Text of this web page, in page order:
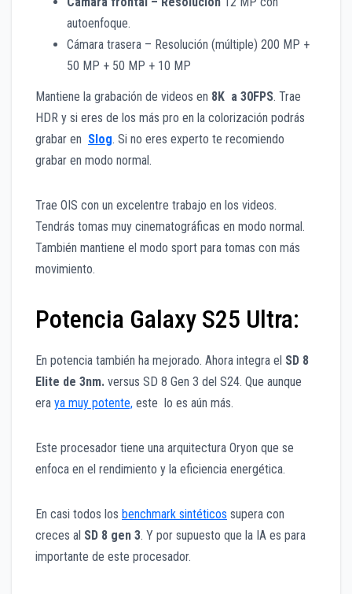
autoenfoque.
Cámara trasera – Resolución (múltiple) 200 MP +
50 MP + 50 MP + 10 MP
Mantiene la grabación de videos en 8K a 30FPS. Trae
HDR y si eres de los más pro en la colorización podrás
grabar en Slog. Si no eres experto te recomiendo
grabar en modo normal.
Trae OIS con un excelentre trabajo en los videos.
Tendrás tomas muy cinematográficas en modo normal.
También mantiene el modo sport para tomas con más
movimiento.
Potencia Galaxy S25 Ultra:
En potencia también ha mejorado. Ahora integra el SD 8
Elite de 3nm. versus SD 8 Gen 3 del S24. Que aunque
era ya muy potente, este lo es aún más.
Este procesador tiene una arquitectura Oryon que se
enfoca en el rendimiento y la eficiencia energética.
En casi todos los benchmark sintéticos supera con
creces al SD 8 gen 3. Y por supuesto que la IA es para
importante de este procesador.